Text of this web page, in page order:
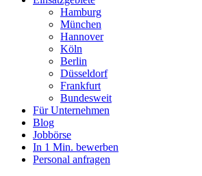
Hamburg
München
Hannover
Köln
Berlin
Düsseldorf
Frankfurt
Bundesweit
Für Unternehmen
Blog
Jobbörse
In 1 Min. bewerben
Personal anfragen